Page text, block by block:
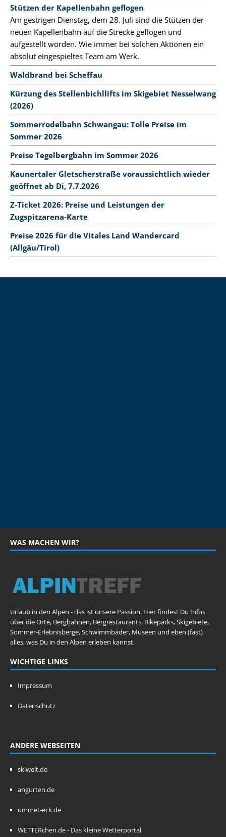
Stützen der Kapellenbahn geflogen
Am gestrigen Dienstag, dem 28. Juli sind die Stützen der
neuen Kapellenbahn auf die Strecke geflogen und
aufgestellt worden. Wie immer bei solchen Aktionen ein
absolut eingespieltes Team am Werk.
Waldbrand bei Scheffau
Kürzung des Stellenbichllifts im Skigebiet Nesselwang
(2026)
Sommerrodelbahn Schwangau: Tolle Preise im
Sommer 2026
Preise Tegelbergbahn im Sommer 2026
Kaunertaler Gletscherstraße voraussichtlich wieder
geöffnet ab Di, 7.7.2026
Z-Ticket 2026: Preise und Leistungen der
Zugspitzarena-Karte
Preise 2026 für die Vitales Land Wandercard
(Allgäu/Tirol)
WAS MACHEN WIR?
Urlaub in den Alpen - das ist unsere Passion. Hier findest Du Infos
über die Orte, Bergbahnen, Bergrestaurants, Bikeparks, Skigebiete,
Sommer-Erlebnisberge, Schwimmbäder, Museen und eben (fast)
alles, was Du in den Alpen erleben kannst.
WICHTIGE LINKS
Impressum
Datenschutz
ANDERE WEBSEITEN
skiwelt.de
angurten.de
ummet-eck.de
WETTERchen.de - Das kleine Wetterportal